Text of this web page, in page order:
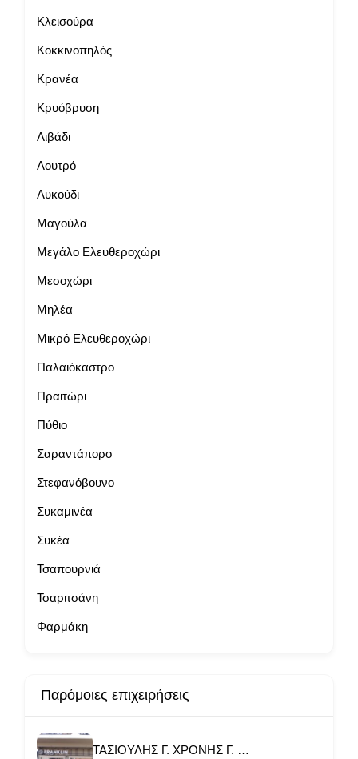
Κλεισούρα
Κοκκινοπηλός
Κρανέα
Κρυόβρυση
Λιβάδι
Λουτρό
Λυκούδι
Μαγούλα
Μεγάλο Ελευθεροχώρι
Μεσοχώρι
Μηλέα
Μικρό Ελευθεροχώρι
Παλαιόκαστρο
Πραιτώρι
Πύθιο
Σαραντάπορο
Στεφανόβουνο
Συκαμινέα
Συκέα
Τσαπουρνιά
Τσαριτσάνη
Φαρμάκη
Παρόμοιες επιχειρήσεις
ΤΑΣΙΟΥΛΗΣ Γ. ΧΡΟΝΗΣ Γ. ΟΕ